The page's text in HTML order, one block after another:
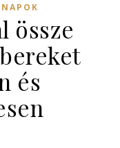
össze
és